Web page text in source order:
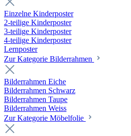
Einzelne Kinderposter
2-teilige Kinderposter
3-teilige Kinderposter
4-teilige Kinderposter
Lernposter
Zur Kategorie Bilderrahmen
Bilderrahmen Eiche
Bilderrahmen Schwarz
Bilderrahmen Taupe
Bilderrahmen Weiss
Zur Kategorie Möbelfolie